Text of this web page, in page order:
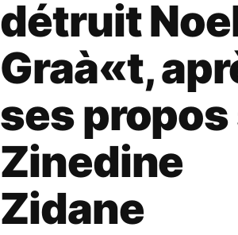
détruit
Graà«t,
ses
Zinedine
Zidane